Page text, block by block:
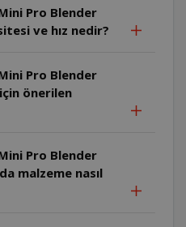
Pro Blender
ve hız nedir?
Pro Blender
önerilen
Pro Blender
malzeme nasıl